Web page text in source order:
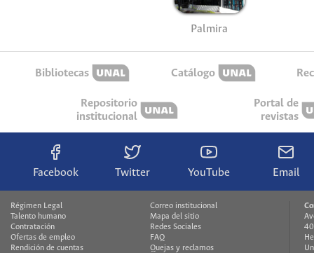
Palmira
Bibliotecas Catálogo
Repositorio
institucional
Portal de
revistas
Facebook Twitter YouTube Email
Régimen Legal
Talento humano
Contratación
Ofertas de empleo
Rendición de cuentas
Correo institucional
Mapa del sitio
Redes Sociales
FAQ
Quejas y reclamos